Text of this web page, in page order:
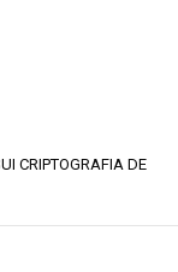
CRIPTOGRAFIA DE